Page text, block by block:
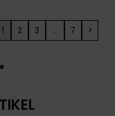
1 2 3 ... 7 >